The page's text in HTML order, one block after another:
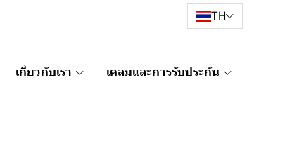
TH
เกี่ยวกับเรา เคลมและการรับประกัน